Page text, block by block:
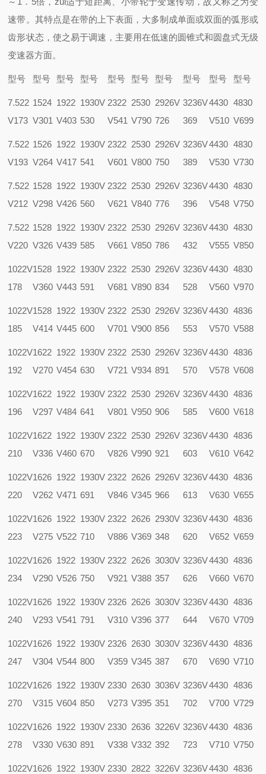
速带。其特点是在带的上下表面，大多制成单面或双面的弧形或
齿形状态，使之易于调速，主要用在低速的圆锥式和圆盘式无级
变速器方面。
型号 型号 型号 型号 型号 型号 型号 型号 型号 型号
7.522
V173
1524
V301
1922
V403
1930V
530
2322
V541
2530
V790
2926V
726
3236V
369
4430
V510
4830
V699
7.522
V193
1526
V264
1922
V417
1930V
541
2322
V601
2530
V800
2926V
750
3236V
389
4430
V530
4830
V730
7.522
V212
1528
V298
1922
V426
1930V
560
2322
V621
2530
V840
2926V
776
3236V
396
4430
V548
4830
V750
7.522
V220
1528
V326
1922
V439
1930V
585
2322
V661
2530
V850
2926V
786
3236V
432
4430
V555
4830
V850
1022V
178
1528
V360
1922
V443
1930V
591
2322
V681
2530
V890
2926V
834
3236V
528
4430
V560
4830
V970
1022V
185
1528
V414
1922
V445
1930V
600
2322
V701
2530
V900
2926V
856
3236V
553
4430
V570
4836
V588
1022V
192
1622
V270
1922
V454
1930V
630
2322
V721
2530
V934
2926V
891
3236V
570
4430
V578
4836
V608
1022V
196
1622
V297
1922
V484
1930V
641
2322
V801
2530
V950
2926V
906
3236V
585
4430
V600
4836
V618
1022V
210
1622
V336
1922
V460
1930V
670
2322
V826
2530
V990
2926V
921
3236V
603
4430
V610
4836
V642
1022V
220
1626
V262
1922
V471
1930V
691
2322
V846
2626
V345
2926V
966
3236V
613
4430
V630
4836
V655
1022V
223
1626
V275
1922
V522
1930V
710
2322
V886
2626
V369
2930V
348
3236V
620
4430
V652
4836
V659
1022V
234
1626
V290
1922
V526
1930V
750
2322
V921
2626
V388
3030V
357
3236V
626
4430
V660
4836
V670
1022V
240
1626
V293
1922
V541
1930V
791
2326
V310
2626
V396
3030V
377
3236V
644
4430
V670
4836
V709
1022V
247
1626
V304
1922
V544
1930V
800
2326
V359
2630
V345
3030V
387
3236V
670
4430
V690
4836
V710
1022V
270
1626
V315
1922
V604
1930V
850
2330
V273
2630
V395
3036V
351
3236V
702
4430
V700
4836
V729
1022V
278
1626
V330
1922
V630
1930V
891
2330
V338
2636
V332
3226V
392
3236V
723
4430
V710
4836
V750
1022V1626 1922 1930V 2330 2822 3226V 3236V4430 4836